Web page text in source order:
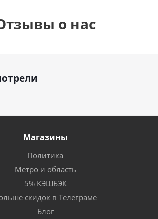
о нас
Магазины
Политика
Метро и область
5% КЭШБЭК
скидок в Телеграме
Блог